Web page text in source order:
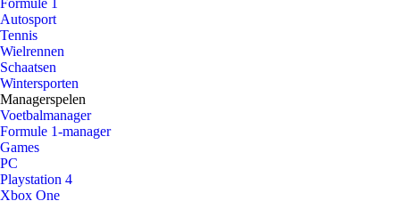
Formule 1
Autosport
Tennis
Wielrennen
Schaatsen
Wintersporten
Managerspelen
Voetbalmanager
Formule 1-manager
Games
PC
Playstation 4
Xbox One